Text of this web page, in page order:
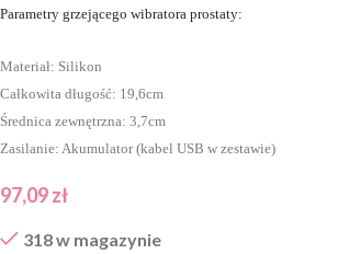
Parametry grzejącego wibratora prostaty:
Materiał: Silikon
Całkowita długość: 19,6cm
Średnica zewnętrzna: 3,7cm
Zasilanie: Akumulator (kabel USB w zestawie)
97,09zł
318 w magazynie